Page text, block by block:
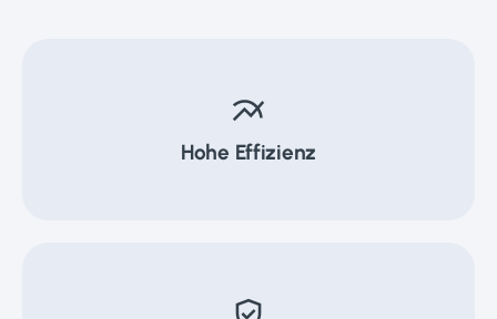
multiline_chart
Hohe Effizienz